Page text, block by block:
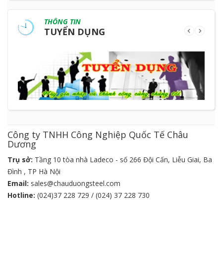
THÔNG TIN
TUYỂN DỤNG
Công ty TNHH Công Nghiệp Quốc Tế Châu
Dương
Trụ sở: Tầng 10 tòa nhà Ladeco - số 266 Đội Cấn, Liễu Giai, Ba
Đình , TP Hà Nội
Email: sales@chauduongsteel.com
Hotline: (024)37 228 729 / (024) 37 228 730